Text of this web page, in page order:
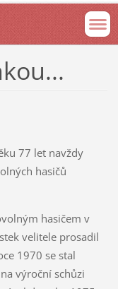
77 let navždy
hasičů
hasičem v
velitele prosadil
1970 se stal
výroční schůzi